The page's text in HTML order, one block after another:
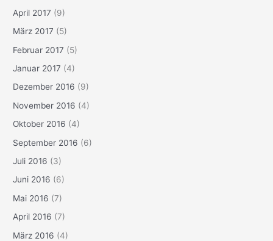
April 2017 (9)
März 2017 (5)
Februar 2017 (5)
Januar 2017 (4)
Dezember 2016 (9)
November 2016 (4)
Oktober 2016 (4)
September 2016 (6)
Juli 2016 (3)
Juni 2016 (6)
Mai 2016 (7)
April 2016 (7)
März 2016 (4)